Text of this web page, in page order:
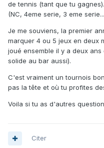
de tennis (tant que tu
(NC, 4eme serie, 3 eme
Je me souviens, la premier
marquer 4 ou 5 jeux en deux
joué ensemble il y a deux
solide au bar aussi).
C'est vraiment un tournois
pas la tête et où tu profites
Voila si tu as d'autres
Citer